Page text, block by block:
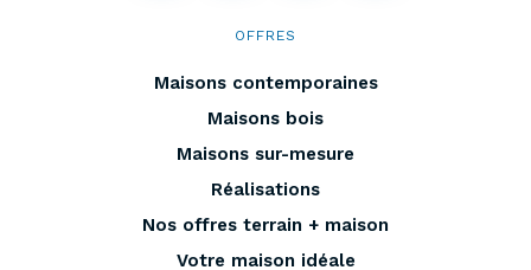
OFFRES
Maisons contemporaines
Maisons bois
Maisons sur-mesure
Réalisations
Nos offres terrain + maison
Votre maison idéale